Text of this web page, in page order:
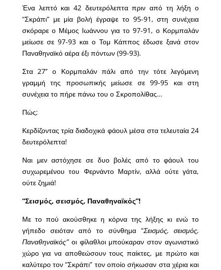
Ένα λεπτό και 42 δευτερόλεπτα πριν από τη λήξη ο
“Σκράπι” με μία βολή έγραψε το 95-91, στη συνέχεια
σκόραρε ο Μέμος Ιωάννου για το 97-91, ο Κορμπαλάν
μείωσε σε 97-93 και ο Τομ Κάππος έδωσε ξανά στον
Παναθηναϊκό αέρα έξι πόντων (99-93).
Στα 27’’ ο Κορμπαλάν πάλι από την τότε λεγόμενη
γραμμή της προσωπικής μείωσε σε 99-95 και στη
συνέχεια το πήρε πάνω του ο Σκροπολίθας…
Πώς;
Κερδίζοντας τρία διαδοχικά φάουλ μέσα στα τελευταία 24
δευτερόλεπτα!
Ναι μεν αστόχησε σε δυο βολές από το φάουλ του
συχωρεμένου του Φερνάντο Μαρτίν, αλλά ούτε γάτα,
ούτε ζημιά!
“Σεισμός, σεισμός, Παναθηναϊκός”!
Με το πού ακούσθηκε η κόρνα της λήξης κι ενώ το
γήπεδο σειόταν από το σύνθημα “Σεισμός, σεισμός,
Παναθηναϊκός”οι φίλαθλοι μπούκαραν στον αγωνιστικό
χώρο για να αποθεώσουν τους παίκτες, με πρώτο και
καλύτερο τον “Σκράπι” τον οποίο σήκωσαν στα χέρια και